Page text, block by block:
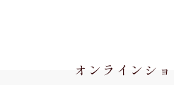
オンラインシ